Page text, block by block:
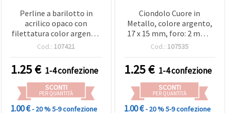
Perline a barilotto in
acrilico opaco con
filettatura color argento,
bianche 16 x 9 mm, foro 4
Cod.: 107421
1.25€ 1-4 confezione
SCONTI
PER QUANTITÀ
1.00 €- 20 %5-9 confezione
Ciondolo Cuore in
Metallo, colore argento,
17 x 15 mm, foro: 2 mm -
50 g (~62 pz)
Cod.: 107535
1.25€ 1-4 confezione
SCONTI
PER QUANTITÀ
1.00 €- 20 %5-9 confezione